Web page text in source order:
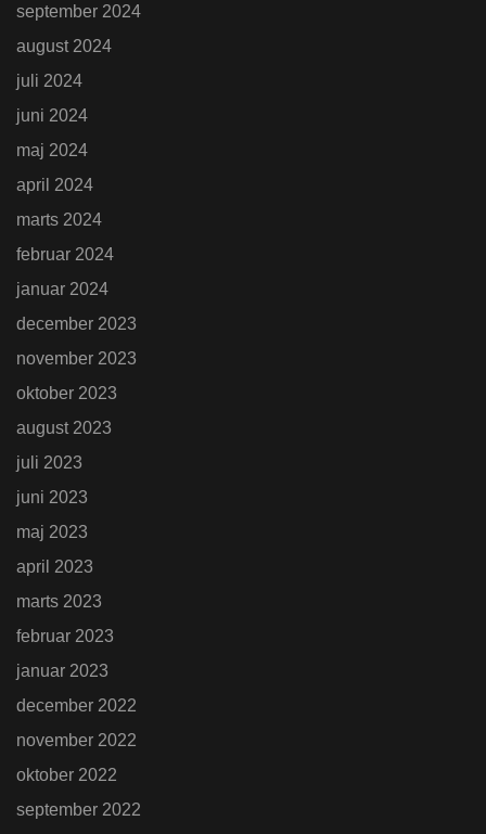
september 2024
august 2024
juli 2024
juni 2024
maj 2024
april 2024
marts 2024
februar 2024
januar 2024
december 2023
november 2023
oktober 2023
august 2023
juli 2023
juni 2023
maj 2023
april 2023
marts 2023
februar 2023
januar 2023
december 2022
november 2022
oktober 2022
september 2022